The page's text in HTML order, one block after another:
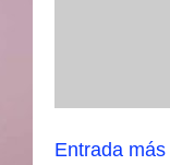
Entrada